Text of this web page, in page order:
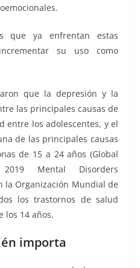
que ya enfrentan estas
su uso como
que la depresión y la
las principales causas de
entre los adolescentes, y el
de las principales causas
de 15 a 24 años (Global
Mental Disorders
la Organización Mundial de
los trastornos de salud
los 14 años.
importa